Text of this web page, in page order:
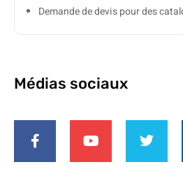
Demande de devis pour des
Médias sociaux